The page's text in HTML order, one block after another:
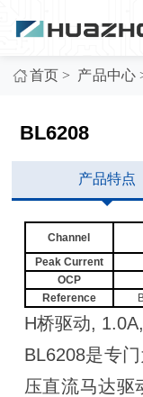
首页 > 产品中心
BL6208
产品特点
Channel
Peak Current
OCP
Reference
H桥驱动,
BL6208是专
压直流马达驱